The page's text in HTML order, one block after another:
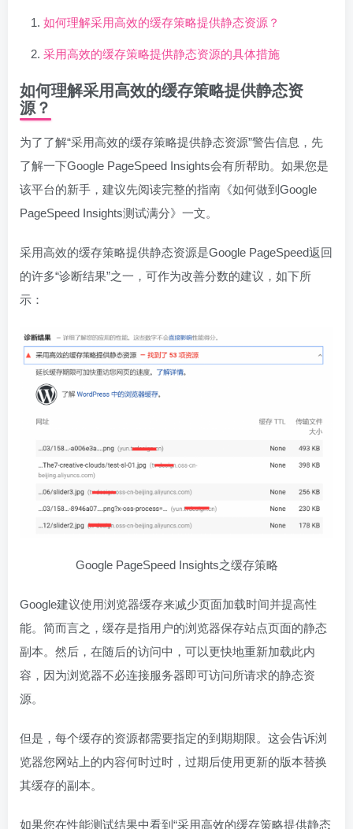
如何理解采用高效的缓存策略提供静态资源？
采用高效的缓存策略提供静态资源的具体措施
如何理解采用高效的缓存策略提供静态资
源？
为了了解“采用高效的缓存策略提供静态资源”警告信息，先
了解一下Google PageSpeed Insights会有所帮助。如果您是
该平台的新手，建议先阅读完整的指南《如何做到Google
PageSpeed Insights测试满分》一文。
采用高效的缓存策略提供静态资源是Google PageSpeed返回
的许多“诊断结果”之一，可作为改善分数的建议，如下所
示：
Google PageSpeed Insights之缓存策略
Google建议使用浏览器缓存来减少页面加载时间并提高性
能。简而言之，缓存是指用户的浏览器保存站点页面的静态
副本。然后，在随后的访问中，可以更快地重新加载此内
容，因为浏览器不必连接服务器即可访问所请求的静态资
源。
但是，每个缓存的资源都需要指定的到期期限。这会告诉浏
览器您网站上的内容何时过时，过期后使用更新的版本替换
其缓存的副本。
如果您在性能测试结果中看到“采用高效的缓存策略提供静态